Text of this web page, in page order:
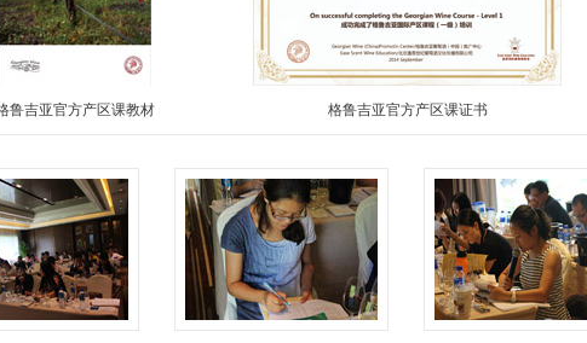
鲁吉亚官方产区课教材 格鲁吉亚官方产区课证书